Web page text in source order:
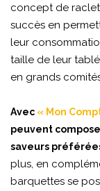
concept de
succès en
leur
taille de leur
en grands
Avec « Mon
peuvent
saveurs
plus, en
barquettes se